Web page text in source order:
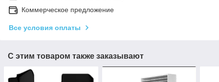
Коммерческое предложение
Все условия оплаты
С этим товаром также заказывают